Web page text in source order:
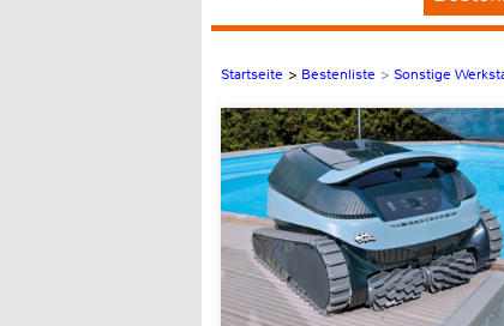
Startseite > Bestenliste > Sonstige